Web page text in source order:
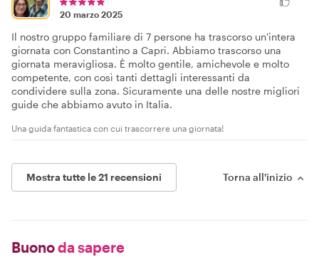
20 marzo 2025
Il nostro gruppo familiare di 7 persone ha trascorso un'intera
giornata con Constantino a Capri. Abbiamo trascorso una
giornata meravigliosa. È molto gentile, amichevole e molto
competente, con così tanti dettagli interessanti da
condividere sulla zona. Sicuramente una delle nostre migliori
guide che abbiamo avuto in Italia.
Una guida fantastica con cui trascorrere una giornata!
Mostra tutte le 21 recensioni Torna all'inizio
Buonoda sapere